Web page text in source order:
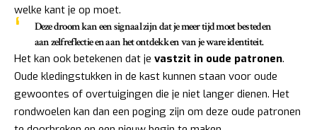
welke kant je op moet.
Deze droom kan een signaal zijn dat je meer tijd moet besteden
aan zelfreflectie en aan het ontdekken van je ware identiteit.
Het kan ook betekenen dat je vastzit in oude patronen.
Oude kledingstukken in de kast kunnen staan voor oude
gewoontes of overtuigingen die je niet langer dienen. Het
rondwoelen kan dan een poging zijn om deze oude patronen